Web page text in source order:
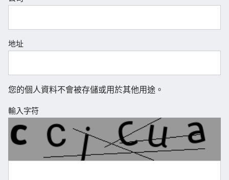
地址
您的個人資料不會被存儲或用於其他用途。
輸入字符